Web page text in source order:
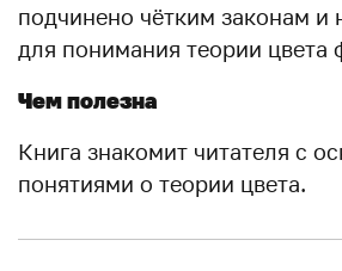
подчинено чётким законам
для понимания теории цвета
Чем полезна
Книга знакомит читателя с
понятиями о теории цвета.